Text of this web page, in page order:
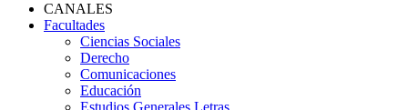
CANALES
Facultades
Ciencias Sociales
Derecho
Comunicaciones
Educación
Estudios Generales Letras